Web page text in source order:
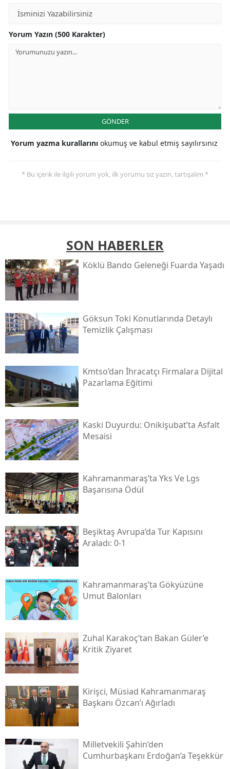
Yorum Yazın (500 Karakter)
GÖNDER
Yorum yazma kurallarını okumuş ve kabul etmiş sayılırsınız
* Bu içerik ile ilgili yorum yok, ilk yorumu siz yazın, tartışalım *
SON HABERLER
Köklü Bando Geleneği Fuarda Yaşadı
Göksun Toki̇ Konutlarında Detaylı
Temizlik Çalışması
Kmtso’dan İhracatçı Firmalara Dijital
Pazarlama Eğitimi
Kaski̇ Duyurdu: Onikişubat’ta Asfalt
Mesaisi
Kahramanmaraş’ta Yks Ve Lgs
Başarısına Ödül
Beşiktaş Avrupa’da Tur Kapısını
Araladı: 0-1
Kahramanmaraş’ta Gökyüzüne
Umut Balonları
Zuhal Karakoç’tan Bakan Güler’e
Kritik Ziyaret
Kirişci, Müsi̇ad Kahramanmaraş
Başkanı Özcan’ı Ağırladı
Milletvekili Şahin’den
Cumhurbaşkanı Erdoğan’a Teşekkür